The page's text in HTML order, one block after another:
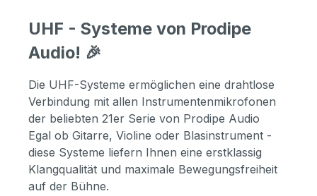
UHF - Systeme von Prodipe
Audio! 🎉
Die UHF-Systeme ermöglichen eine drahtlose
Verbindung mit allen Instrumentenmikrofonen
der beliebten 21er Serie von Prodipe Audio
Egal ob Gitarre, Violine oder Blasinstrument -
diese Systeme liefern Ihnen eine erstklassig
Klangqualität und maximale Bewegungsfreiheit
auf der Bühne.